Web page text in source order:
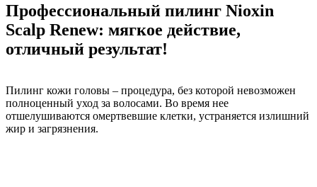
Профессиональный пилинг Nioxin
Scalp Renew: мягкое действие,
отличный результат!
Пилинг кожи головы – процедура, без которой невозможен
полноценный уход за волосами. Во время нее
отшелушиваются омертвевшие клетки, устраняется излишний
жир и загрязнения.